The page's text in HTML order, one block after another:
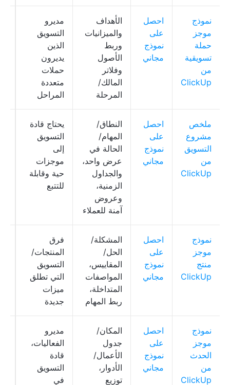
نموذج
موجز
حملة
تسويقية
من
ClickUp
احصل
على
نموذج
مجاني
الأهداف
والميزانيات
وربط
الأصول
وفلاتر
المالك/
المرحلة
مديرو
التسويق
الذين
يديرون
حملات
متعددة
المراحل
ملخص
مشروع
التسويق
من
ClickUp
احصل
على
نموذج
مجاني
النطاق/
المهام/
الحالة في
عرض واحد،
والجداول
الزمنية،
وعروض
آمنة للعملاء
يحتاج قادة
التسويق
إلى
موجزات
حية وقابلة
للتتبع
نموذج
موجز
منتج
ClickUp
احصل
على
نموذج
مجاني
المشكلة/
الحل/
المقاييس،
المواصفات
المتداخلة،
ربط المهام
فرق
المنتجات/
التسويق
التي تطلق
ميزات
جديدة
نموذج
موجز
الحدث
من
ClickUp
احصل
على
نموذج
مجاني
المكان/
جدول
الأعمال/
الأدوار،
توزيع
مديرو
الفعاليات،
قادة
التسويق
في